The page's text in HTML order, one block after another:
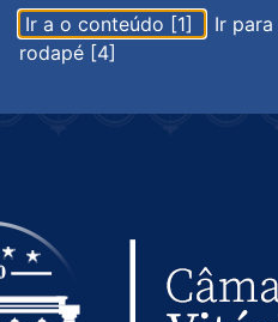
Ir a o conteúdo [1] Ir
rodapé [4]